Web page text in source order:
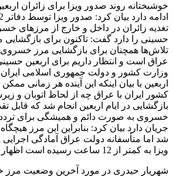
تغذیه زائران در داخل و خارج از مرزهای
حسینی را دارد گفت: تاکنون برای
تلاش‌ها همچنان برای بازگشایی مرز خسروی
عراق است و انتظار داریم برای اربعین
وزارت کشور و دولت جمهوری اسلامی ایران
اربعین با بیان اینکه این آینده هر
کشور ایران با عراق چه از لحاظ اتوبان و
بازگشایی در ایام اربعین انجام شد که
خسروی به صورت دائم و همیشگی برای تردد
جریان دارد بیان کرد: بنابراین این مرز
شد اما متأسفانه دولت عراق آمادگی
ویزا به کمتر از 12 ساعت رسیده است اظهار کرد: تاکنون 650 هزار زائر از مرزهای زمینی وارد کشور عراق شدند.
شهریار حیدری در مورد آخرین وضعیت مرز